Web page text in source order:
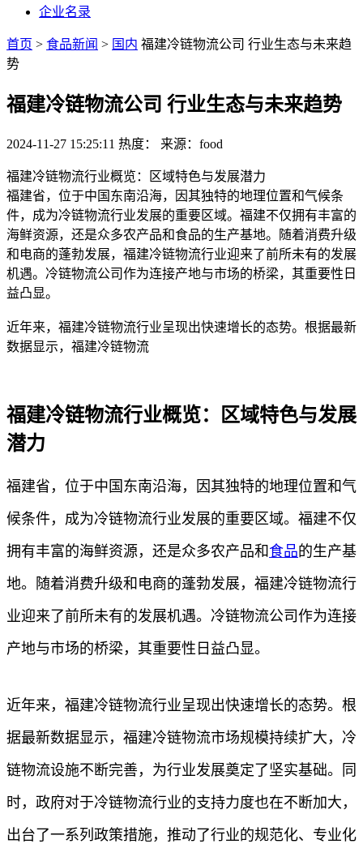
企业名录
首页 > 食品新闻 > 国内 福建冷链物流公司 行业生态与未来趋
势
福建冷链物流公司 行业生态与未来趋势
2024-11-27 15:25:11 热度： 来源：food
福建冷链物流行业概览：区域特色与发展潜力
福建省，位于中国东南沿海，因其独特的地理位置和气候条
件，成为冷链物流行业发展的重要区域。福建不仅拥有丰富的
海鲜资源，还是众多农产品和食品的生产基地。随着消费升级
和电商的蓬勃发展，福建冷链物流行业迎来了前所未有的发展
机遇。冷链物流公司作为连接产地与市场的桥梁，其重要性日
益凸显。
近年来，福建冷链物流行业呈现出快速增长的态势。根据最新
数据显示，福建冷链物流
福建冷链物流行业概览：区域特色与发展
潜力
福建省，位于中国东南沿海，因其独特的地理位置和气
候条件，成为冷链物流行业发展的重要区域。福建不仅
拥有丰富的海鲜资源，还是众多农产品和 食品的生产基
地。随着消费升级和电商的蓬勃发展，福建冷链物流行
业迎来了前所未有的发展机遇。冷链物流公司作为连接
产地与市场的桥梁，其重要性日益凸显。
近年来，福建冷链物流行业呈现出快速增长的态势。根
据最新数据显示，福建冷链物流市场规模持续扩大，冷
链物流设施不断完善，为行业发展奠定了坚实基础。同
时，政府对于冷链物流行业的支持力度也在不断加大，
出台了一系列政策措施，推动了行业的规范化、专业化